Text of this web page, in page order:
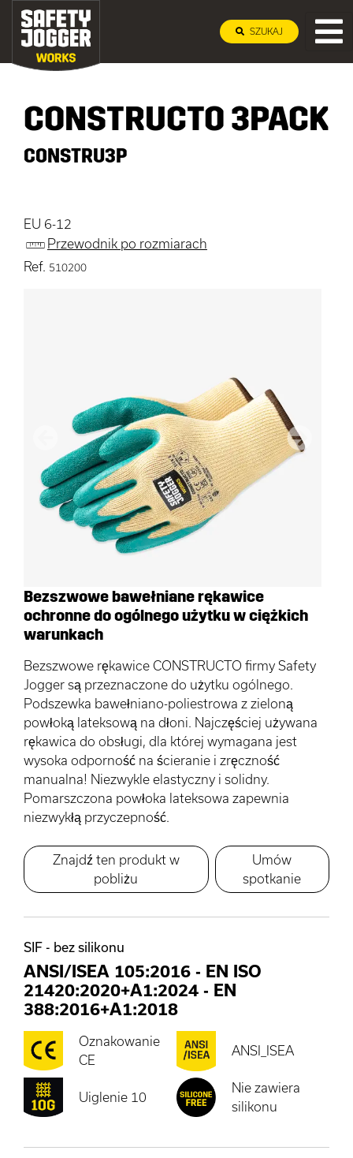
SZUKAJ
CONSTRUCTO 3PACK
CONSTRU3P
EU 6-12
Przewodnik po rozmiarach
Ref. 510200
Poprzedni
Bezszwowe bawełniane rękawice
ochronne do ogólnego użytku w ciężkich
warunkach
Bezszwowe rękawice CONSTRUCTO firmy Safety
Jogger są przeznaczone do użytku ogólnego.
Podszewka bawełniano-poliestrowa z zieloną
powłoką lateksową na dłoni. Najczęściej używana
rękawica do obsługi, dla której wymagana jest
wysoka odporność na ścieranie i zręczność
manualna! Niezwykle elastyczny i solidny.
Pomarszczona powłoka lateksowa zapewnia
niezwykłą przyczepność.
Znajdź ten produkt w
pobliżu
Umów
spotkanie
SIF - bez silikonu
ANSI/ISEA 105:2016 - EN ISO
21420:2020+A1:2024 - EN
388:2016+A1:2018
Oznakowanie
CE
ANSI_ISEA
Uiglenie 10
Nie zawiera
silikonu